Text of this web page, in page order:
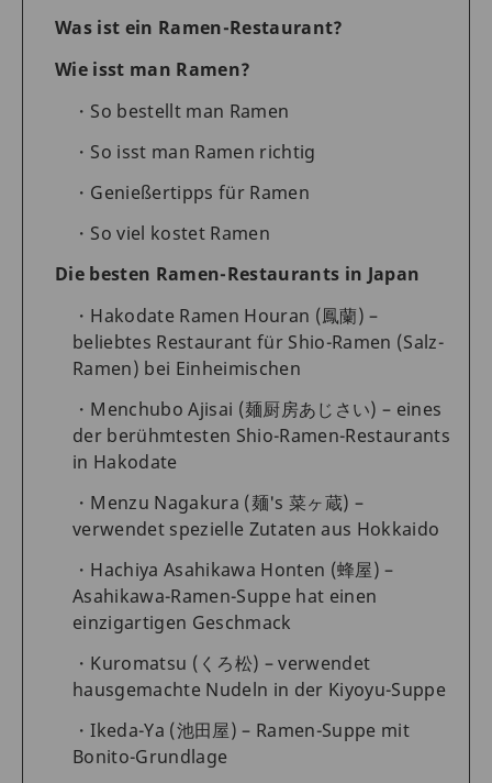
Was ist ein Ramen-Restaurant?
Wie isst man Ramen?
So bestellt man Ramen
So isst man Ramen richtig
Genießertipps für Ramen
So viel kostet Ramen
Die besten Ramen-Restaurants in Japan
Hakodate Ramen Houran (鳳蘭) –
beliebtes Restaurant für Shio-Ramen (Salz-
Ramen) bei Einheimischen
Menchubo Ajisai (麺厨房あじさい) – eines
der berühmtesten Shio-Ramen-Restaurants
in Hakodate
Menzu Nagakura (麺's 菜ヶ蔵) –
verwendet spezielle Zutaten aus Hokkaido
Hachiya Asahikawa Honten (蜂屋) –
Asahikawa-Ramen-Suppe hat einen
einzigartigen Geschmack
Kuromatsu (くろ松) – verwendet
hausgemachte Nudeln in der Kiyoyu-Suppe
Ikeda-Ya (池田屋) – Ramen-Suppe mit
Bonito-Grundlage